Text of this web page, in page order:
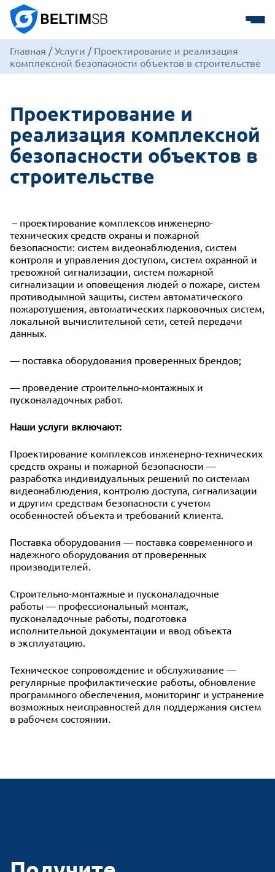
Главная /Услуги / Проектирование и реализация
комплексной безопасности объектов в строительстве
Проектирование и
реализация комплексной
безопасности объектов в
строительстве
– проектирование комплексов инженерно-
технических средств охраны и пожарной
безопасности: систем видеонаблюдения, систем
контроля и управления доступом, систем охранной и
тревожной сигнализации, систем пожарной
сигнализации и оповещения людей о пожаре, систем
противодымной защиты, систем автоматического
пожаротушения, автоматических парковочных систем,
локальной вычислительной сети, сетей передачи
данных.
— поставка оборудования проверенных брендов;
— проведение строительно-монтажных и
пусконаладочных работ.
Наши услуги включают:
Проектирование комплексов инженерно-технических
средств охраны и пожарной безопасности —
разработка индивидуальных решений по системам
видеонаблюдения, контролю доступа, сигнализации
и другим средствам безопасности с учетом
особенностей объекта и требований клиента.
Поставка оборудования — поставка современного и
надежного оборудования от проверенных
производителей.
Строительно-монтажные и пусконаладочные
работы — профессиональный монтаж,
пусконаладочные работы, подготовка
исполнительной документации и ввод объекта
в эксплуатацию.
Техническое сопровождение и обслуживание —
регулярные профилактические работы, обновление
программного обеспечения, мониторинг и устранение
возможных неисправностей для поддержания систем
в рабочем состоянии.